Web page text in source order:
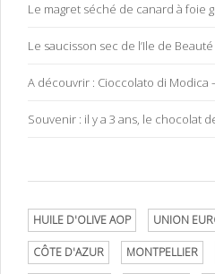
Le magret séché de canard à foie
Le saucisson sec de l’Ile de Beauté
A découvrir : Cioccolato di Modica
Souvenir : il y a 3 ans, le chocolat
HUILE D'OLIVE AOP UNION
CÔTE D'AZUR MONTPELLIER